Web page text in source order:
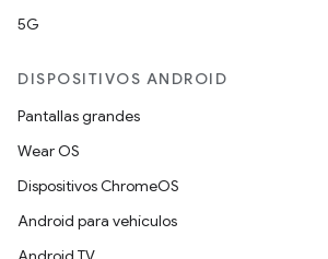
5G
DISPOSITIVOS ANDROID
Pantallas grandes
Wear OS
Dispositivos ChromeOS
Android para vehículos